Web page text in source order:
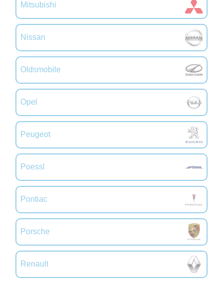
Mitsubishi
Nissan
Oldsmobile
Opel
Peugeot
Poessl
Pontiac
Porsche
Renault